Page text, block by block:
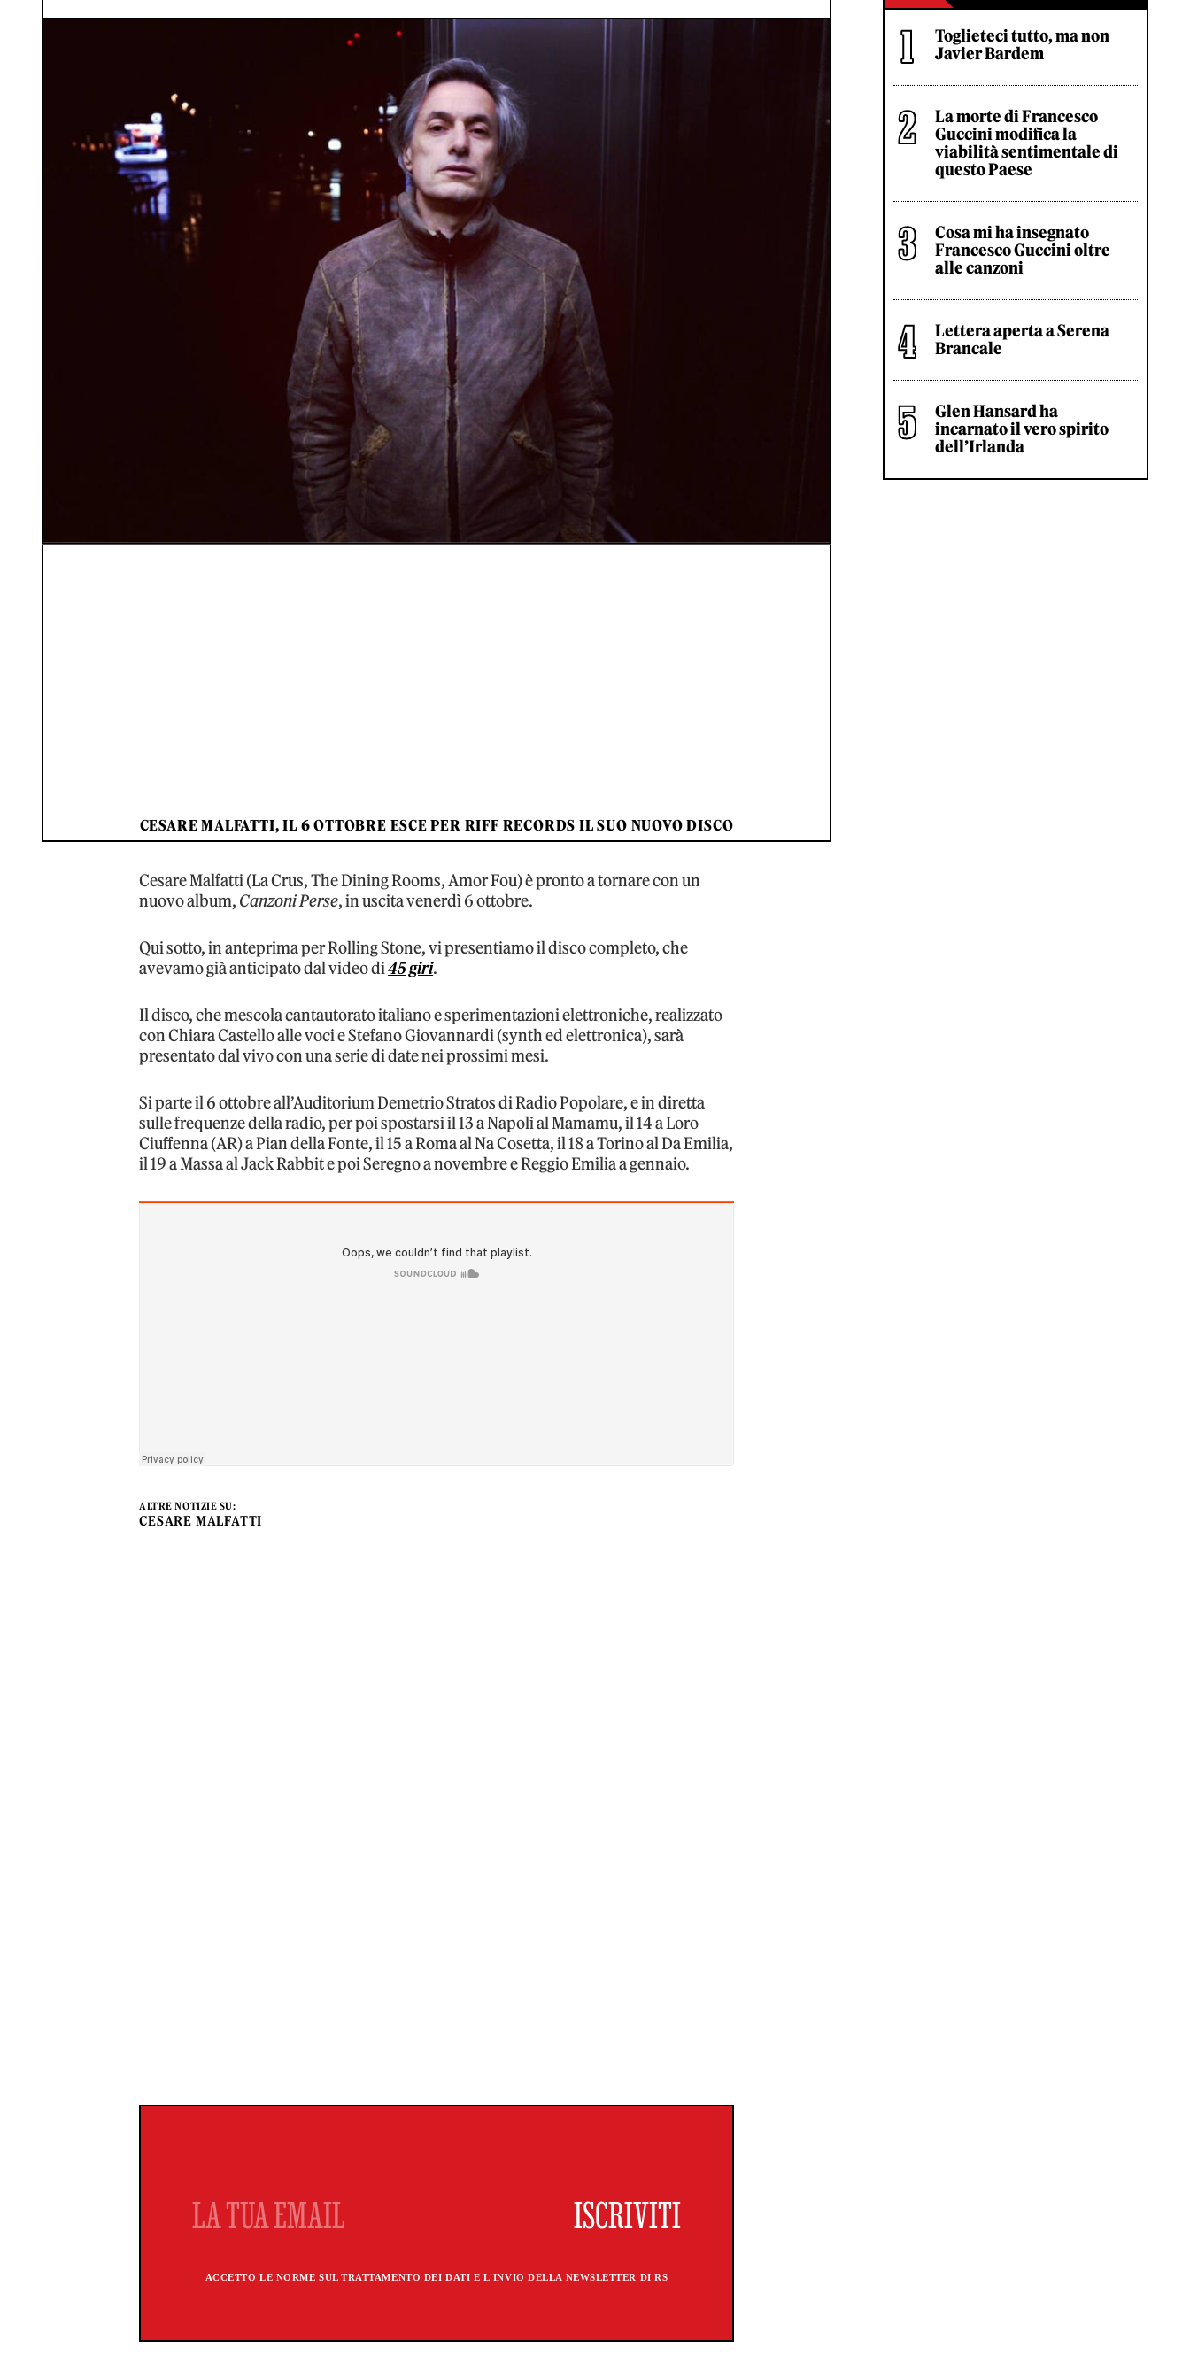
CESARE MALFATTI, IL 6 OTTOBRE ESCE PER RIFF RECORDS IL SUO NUOVO DISCO
Cesare Malfatti (La Crus, The Dining Rooms, Amor Fou) è pronto a tornare con un
nuovo album, Canzoni Perse, in uscita venerdì 6 ottobre.
Qui sotto, in anteprima per Rolling Stone, vi presentiamo il disco completo, che
avevamo già anticipato dal video di45 giri.
Il disco, che mescola cantautorato italiano e sperimentazioni elettroniche, realizzato
con Chiara Castello alle voci e Stefano Giovannardi (synth ed elettronica), sarà
presentato dal vivo con una serie di date nei prossimi mesi.
Si parte il 6 ottobre all’Auditorium Demetrio Stratos di Radio Popolare, e in diretta
sulle frequenze della radio, per poi spostarsi il 13 a Napoli al Mamamu, il 14 a Loro
Ciuffenna (AR) a Pian della Fonte, il 15 a Roma al Na Cosetta, il 18 a Torino al Da Emilia,
il 19 a Massa al Jack Rabbit e poi Seregno a novembre e Reggio Emilia a gennaio.
ALTRE NOTIZIE SU:
CESARE MALFATTI
ACCETTO LE NORME SUL TRATTAMENTO DEI DATI E L'INVIO DELLA NEWSLETTER DI RS
Toglieteci tutto, ma non
Javier Bardem
La morte di Francesco
Guccini modifica la
viabilità sentimentale di
questo Paese
Cosa mi ha insegnato
Francesco Guccini oltre
alle canzoni
Lettera aperta a Serena
Brancale
Glen Hansard ha
incarnato il vero spirito
dell’Irlanda